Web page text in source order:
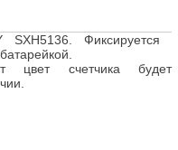
SXH5136. Фиксируется
цвет счетчика будет